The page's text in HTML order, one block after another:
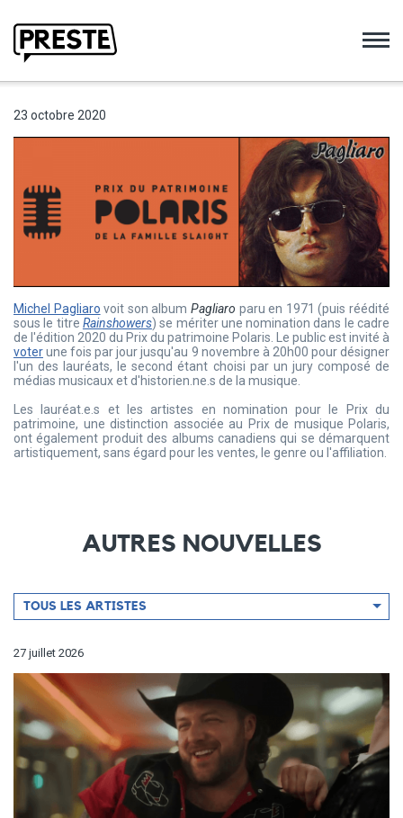
23 octobre 2020
Michel Pagliaro voit son albumPagliaro paru en 1971 (puis réédité
sous le titre Rainshowers) se mériter une nomination dans le cadre
de l'édition 2020 du Prix du patrimoine Polaris. Le public est invité à
voterune fois par jour jusqu'au 9 novembre à 20h00 pour désigner
l'un des lauréats, le second étant choisi par un jury composé de
médias musicaux et d'historien.ne.s de la musique.
Les lauréat.e.s et les artistes en nomination pour le Prix du
patrimoine, une distinction associée au Prix de musique Polaris,
ont également produit des albums canadiens qui se démarquent
artistiquement, sans égard pour les ventes, le genre ou l'affiliation.
AUTRES NOUVELLES
Filtrer
par
TOUS LES ARTISTES
27 juillet 2026